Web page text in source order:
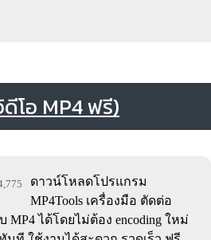
โอ MP4 ฟรี)
ดาวน์โหลดโปรแกรม
MP4Tools เครื่องมือ ตัดต่อ
ได้โดยไม่ต้อง encoding ใหม่